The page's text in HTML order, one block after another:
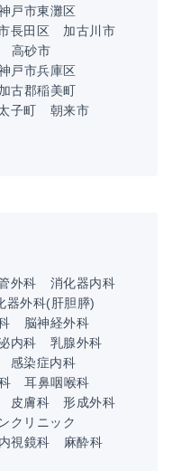
戸市東灘区
長田区
加古川市
高砂市
戸市兵庫区
加古郡稲美町
子町
朝来市
外科
消化器内科
器外科(肝胆膵)
脳神経外科
内科
乳腺外科
感染症内科
耳鼻咽喉科
皮膚科
形成外科
クリニック
内視鏡科
麻酔科